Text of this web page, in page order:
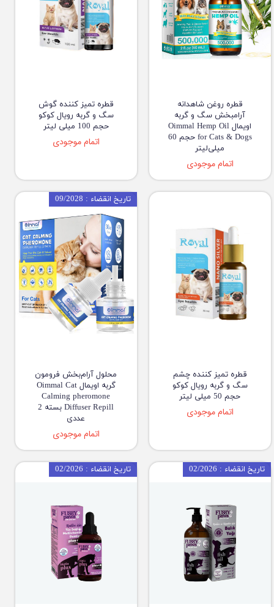
قطره روغن شاهدانه
آرامبخش سگ و گربه
اویمال Oimmal Hemp Oil
for Cats & Dogs حجم 60
میلی‌لیتر
اتمام موجودی
قطره تمیز کننده گوش
سگ و گربه رویال کوکو
حجم 100 میلی لیتر
اتمام موجودی
قطره تمیز کننده چشم
سگ و گربه رویال کوکو
حجم 50 میلی لیتر
اتمام موجودی
محلول آرام‌بخش فرومون
گربه اویمال Oimmal Cat
Calming pheromone
Diffuser Repill بسته 2
عددی
اتمام موجودی
تاریخ انقضاء : 09/2028
تاریخ انقضاء : 02/2026 تاریخ انقضاء : 02/2026